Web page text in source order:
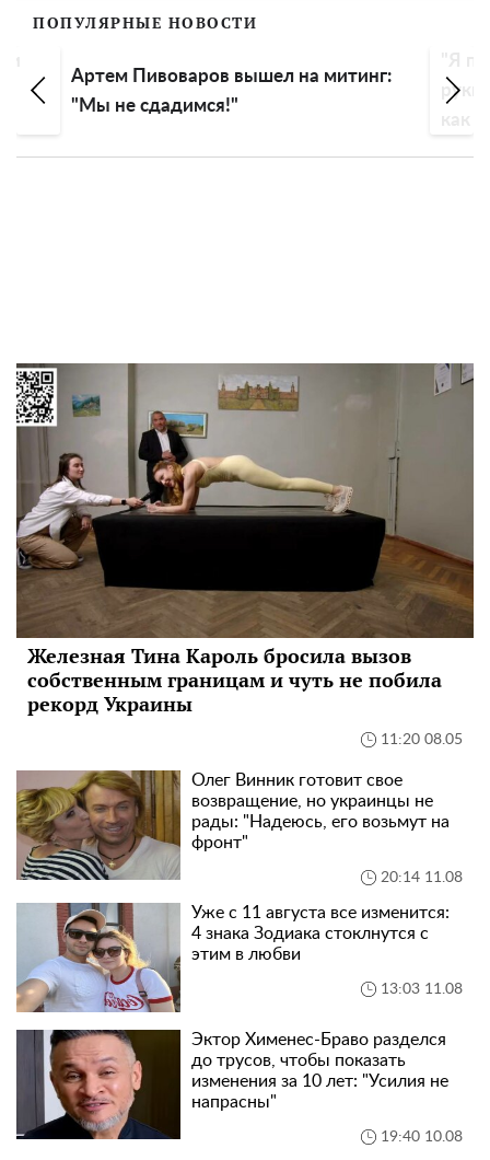
ПОПУЛЯРНЫЕ НОВОСТИ
Артем Пивоваров вышел на митинг:
"Мы не сдадимся!"
Железная Тина Кароль бросила вызов
собственным границам и чуть не побила
рекорд Украины
11:20 08.05
Олег Винник готовит свое
возвращение, но украинцы не
рады: "Надеюсь, его возьмут на
фронт"
20:14 11.08
Уже с 11 августа все изменится:
4 знака Зодиака стоклнутся с
этим в любви
13:03 11.08
Эктор Хименес-Браво разделся
до трусов, чтобы показать
изменения за 10 лет: "Усилия не
напрасны"
19:40 10.08